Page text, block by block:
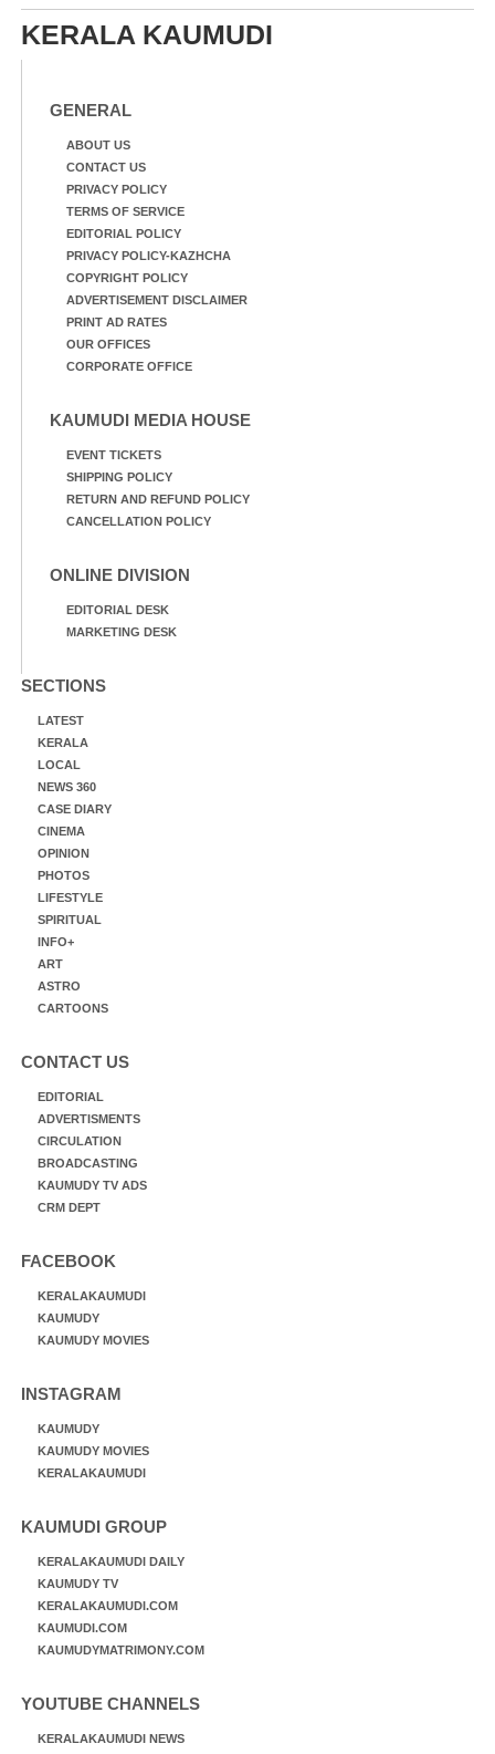
20 ആൺകുട്ടികളുടെ 200
മീറ്റർ ഓട്ടം ഫൈനൽ
മത്സരത്തിനിടെ സിന്തറ്റിക്
KERALA KAUMUDI
GENERAL
ABOUT US
CONTACT US
PRIVACY POLICY
TERMS OF SERVICE
EDITORIAL POLICY
PRIVACY POLICY-KAZHCHA
COPYRIGHT POLICY
ADVERTISEMENT DISCLAIMER
PRINT AD RATES
OUR OFFICES
CORPORATE OFFICE
KAUMUDI MEDIA HOUSE
EVENT TICKETS
SHIPPING POLICY
RETURN AND REFUND POLICY
CANCELLATION POLICY
ONLINE DIVISION
EDITORIAL DESK
MARKETING DESK
SECTIONS
LATEST
KERALA
LOCAL
NEWS 360
CASE DIARY
CINEMA
OPINION
PHOTOS
LIFESTYLE
SPIRITUAL
INFO+
ART
ASTRO
CARTOONS
CONTACT US
EDITORIAL
ADVERTISMENTS
CIRCULATION
BROADCASTING
KAUMUDY TV ADS
CRM DEPT
FACEBOOK
KERALAKAUMUDI
KAUMUDY
KAUMUDY MOVIES
INSTAGRAM
KAUMUDY
KAUMUDY MOVIES
KERALAKAUMUDI
KAUMUDI GROUP
KERALAKAUMUDI DAILY
KAUMUDY TV
KERALAKAUMUDI.COM
KAUMUDI.COM
KAUMUDYMATRIMONY.COM
YOUTUBE CHANNELS
KERALAKAUMUDI NEWS